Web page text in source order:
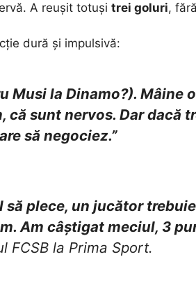
A reușit totuși trei goluri,
dură și impulsivă:
Musi la Dinamo?). Mâine
sunt nervos. Dar dacă
să negociez.”
să plece, un jucător
Am câştigat meciul, 3
FCSB la Prima Sport.